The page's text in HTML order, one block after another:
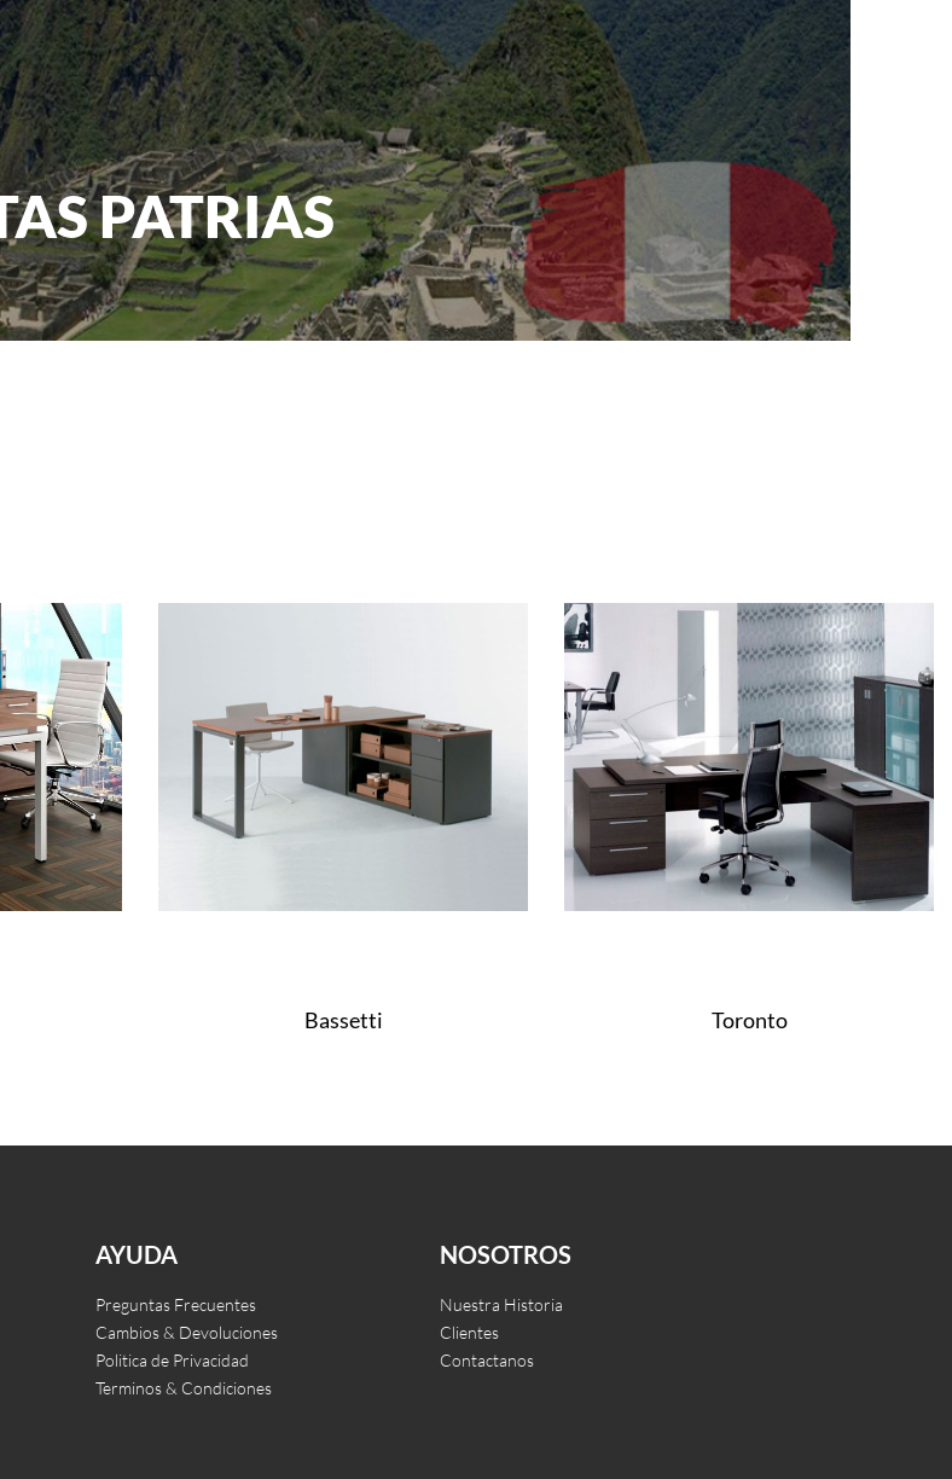
PATRIAS
Bassetti Toronto
AYUDA
Preguntas Frecuentes
Cambios & Devoluciones
Politica de Privacidad
Terminos & Condiciones
NOSOTROS
Nuestra Historia
Clientes
Contactanos